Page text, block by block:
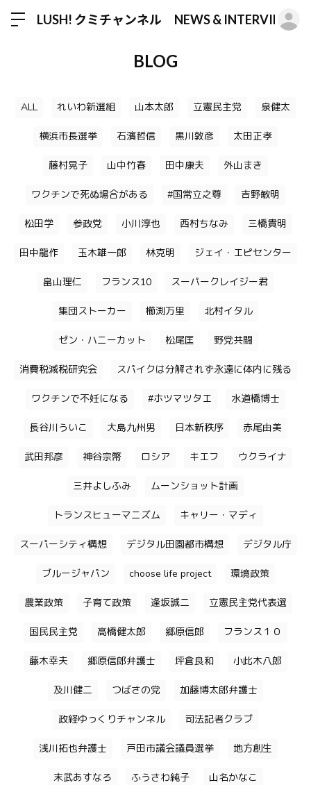
LUSH! クミチャンネル NEWS & INTERVIEW
BLOG
ALL れいわ新選組 山本太郎 立憲民主党 泉健太
横浜市長選挙 石濱哲信 黒川敦彦 太田正孝
藤村晃子 山中竹春 田中康夫 外山まき
ワクチンで死ぬ場合がある #国常立之尊 吉野敏明
松田学 参政党 小川淳也 西村ちなみ 三橋貴明
田中龍作 玉木雄一郎 林克明 ジェイ・エピセンター
畠山理仁 フランス10 スーパークレイジー君
集団ストーカー 櫛渕万里 北村イタル
ゼン・ハニーカット 松尾匡 野党共闘
消費税減税研究会 スパイクは分解されず永遠に体内に残る
ワクチンで不妊になる #ホツマツタエ 水道橋博士
長谷川ういこ 大島九州男 日本新秩序 赤尾由美
武田邦彦 神谷宗幣 ロシア キエフ ウクライナ
三井よしふみ ムーンショット計画
トランスヒューマニズム キャリー・マディ
スーパーシティ構想 デジタル田園都市構想 デジタル庁
ブルージャパン choose life project 環境政策
農業政策 子育て政策 逢坂誠二 立憲民主党代表選
国民民主党 高橋健太郎 郷原信郎 フランス１０
藤木幸夫 郷原信郎弁護士 坪倉良和 小此木八郎
及川健二 つばさの党 加藤博太郎弁護士
政経ゆっくりチャンネル 司法記者クラブ
浅川拓也弁護士 戸田市議会議員選挙 地方創生
末武あすなろ ふうさわ純子 山名かなこ